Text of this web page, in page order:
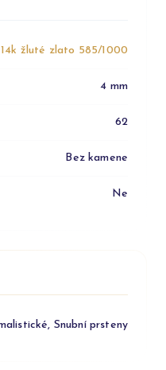
14k žluté zlato 585/1000
4 mm
62
Bez kamene
Ne
Snubní prsteny